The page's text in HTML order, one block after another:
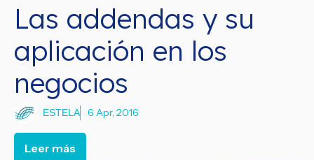
Las addendas y su
aplicación en los
negocios
ESTELA 6 Apr, 2016
Leer más